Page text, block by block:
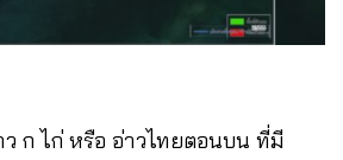
ว ก ไก่ หรือ อ่าวไทยตอนบน ที่มี